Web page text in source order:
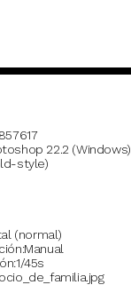
22.2 (Windows)
style)
(normal)
Manual
1/45s